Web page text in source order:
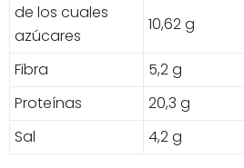
de los cuales
azúcares
10,62 g
Fibra 5,2 g
Proteínas
20,3 g
Sal
4,2 g